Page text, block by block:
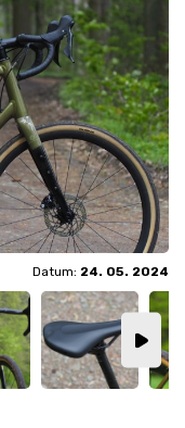
Datum: 24. 05. 2024